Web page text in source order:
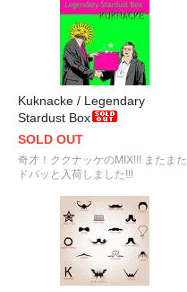
Kuknacke / Legendary
Stardust Box
SOLD OUT
奇才！ククナッケのMIX!!! またまた
ドバッと入荷しました!!!